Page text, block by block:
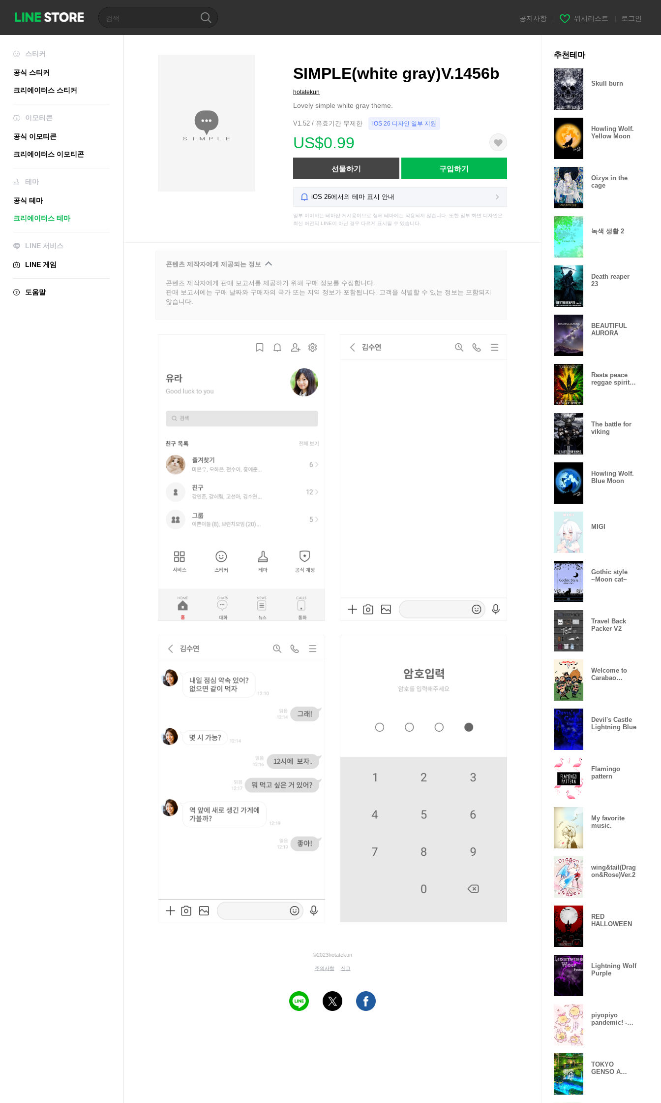
공지사항 위시리스트 로그인
스티커
공식 스티커
크리에이터스 스티커
이모티콘
공식 이모티콘
크리에이터스 이모티콘
테마
공식 테마
크리에이터스 테마
LINE 서비스
LINE 게임
도움말
SIMPLE(white gray)V.1456b
hotatekun
Lovely simple white gray theme.
V1.52 / 유효기간 무제한 iOS 26 디자인 일부 지원
US$0.99
선물하기 구입하기
iOS 26에서의 테마 표시 안내
일부 이미지는 테마샵 게시용이므로 실제 테마에는 적용되지 않습니다. 또한 일부 화면 디자인은
최신 버전의 LINE이 아닌 경우 다르게 표시될 수 있습니다.
콘텐츠 제작자에게 제공되는 정보
콘텐츠 제작자에게 판매 보고서를 제공하기 위해 구매 정보를 수집합니다.
판매 보고서에는 구매 날짜와 구매자의 국가 또는 지역 정보가 포함됩니다. 고객을 식별할 수 있는 정보는 포함되지
않습니다.
©2023hotatekun
주의사항 신고
추천테마
Skull burn
Howling Wolf.
Yellow Moon
Oizys in the
cage
녹색 생활 2
Death reaper
23
BEAUTIFUL
AURORA
Rasta peace
reggae spirit
The battle for
viking
Howling Wolf.
Blue Moon
MIGI
Gothic style
~Moon cat~
Travel Back
Packer V2
Welcome to
Carabao
Devil's Castle
Lightning Blue
Flamingo
pattern
My favorite
music.
wing&tail(Drag
on&Rose)Ver.2
RED
HALLOWEEN
Lightning Wolf
Purple
piyopiyo
pandemic! -
TOKYO
GENSO A